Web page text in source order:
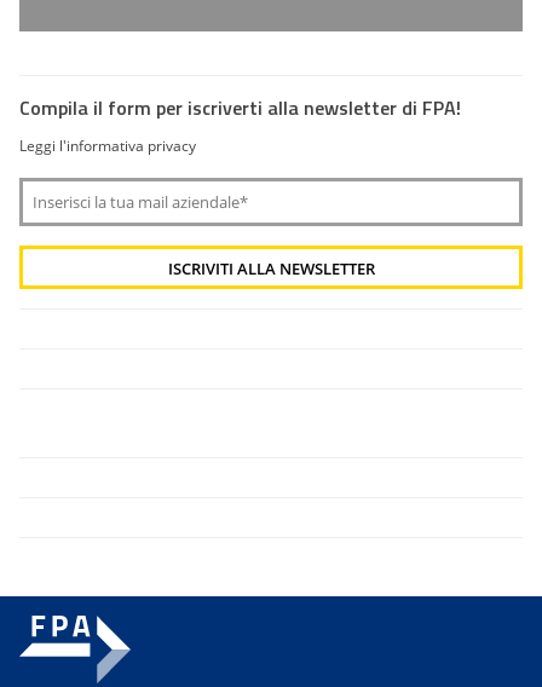
Compila il form per iscriverti alla newsletter di FPA!
Leggi l'informativa privacy